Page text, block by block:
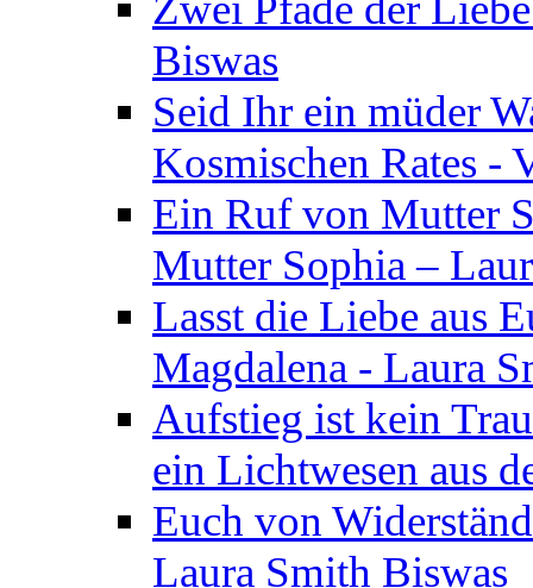
Biswas
Seid Ihr ein müder
Kosmischen Rates -
Ein Ruf von Mutter
Mutter Sophia –
Lasst die Liebe aus
Magdalena - Laura
Aufstieg ist kein
ein Lichtwesen aus
Euch von
Laura Smith Biswas